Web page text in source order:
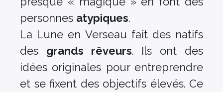
personnes atypiques.
La Lune en Verseau fait des natifs
des grands rêveurs. Ils ont des
idées originales pour entreprendre
et se fixent des objectifs élevés. Ce